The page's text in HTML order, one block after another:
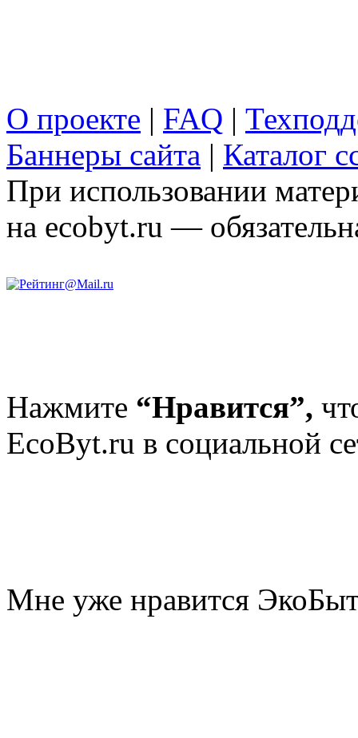
О проекте | FAQ |
Баннеры сайта | Каталог
При использовании
на ecobyt.ru —
Нажмите “Нравится”,
EcoByt.ru в социальной
Мне уже нравится